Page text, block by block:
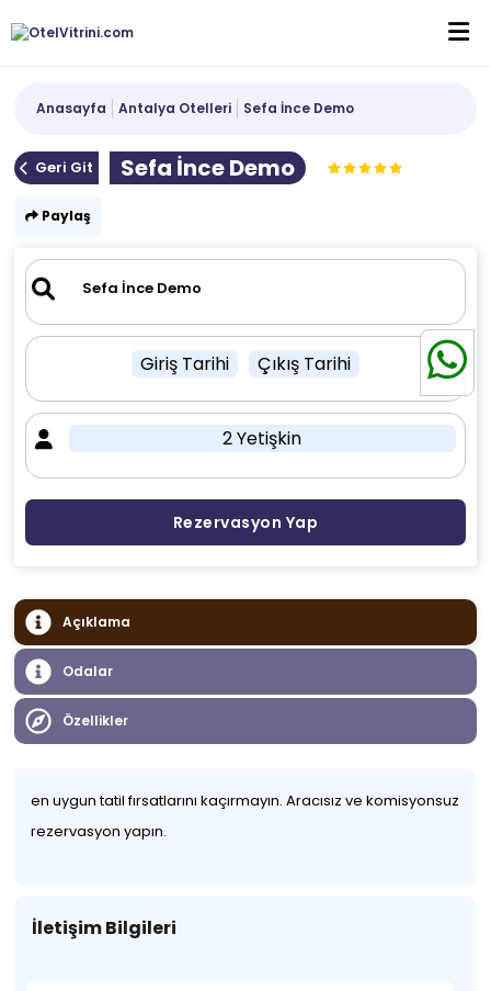
Anasayfa Antalya Otelleri Sefa İnce Demo
Geri Git Sefa İnce Demo
Paylaş
Giriş Tarihi Çıkış Tarihi
2 Yetişkin
Rezervasyon Yap
Açıklama
Odalar
Özellikler
en uygun tatil fırsatlarını kaçırmayın. Aracısız ve komisyonsuz
rezervasyon yapın.
İletişim Bilgileri